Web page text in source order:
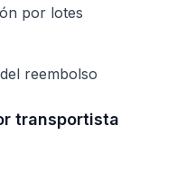
por lotes
reembolso
transportista